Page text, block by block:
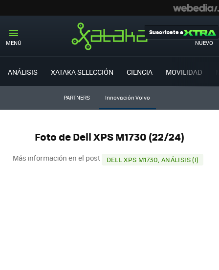
MENÚ NUEVO
Suscríbete a
ANÁLISIS XATAKA SELECCIÓN CIENCIA MOVILIDAD
PARTNERS Innovación Volvo
Foto de Dell XPS M1730 (22/24)
Más información en el post DELL XPS M1730, ANÁLISIS (I)